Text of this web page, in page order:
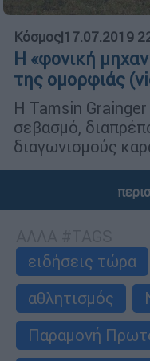
Κόσμος|17.07.2019
Η «φονική
της ομορφιάς
Η Tamsin Grainger
σεβασμό,
διαγωνισμούς
ειδήσεις τώρα
αθλητισμός
Παραμονή